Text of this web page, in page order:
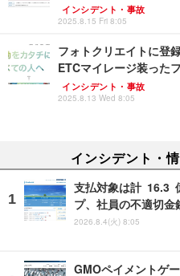
インシデント・事故
2025.8.15 Fri 8:05
フォトクリエイトに登
ETCマイレージ装った
インシデント・事故
2025.8.13 Wed 8:05
インシデント・
支払対象は計 16.3
プ、社員の不適切金
2026.8.4(火) 8:05
GMOペイメントゲ